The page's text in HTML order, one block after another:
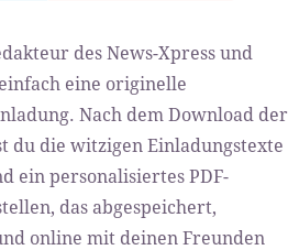
des News-Xpress und
eine originelle
Nach dem Download der
du die witzigen Einladungstexte
ein personalisiertes PDF-
das abgespeichert,
online mit deinen Freunden